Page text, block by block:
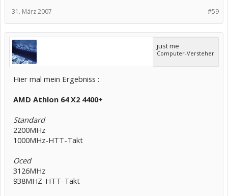
#59
31. März 2007
just me
Computer-Versteher
Hier mal mein Ergebniss :
AMD Athlon 64 X2 4400+
Standard
2200MHz
1000MHz-HTT-Takt
Oced
3126MHz
938MHZ-HTT-Takt